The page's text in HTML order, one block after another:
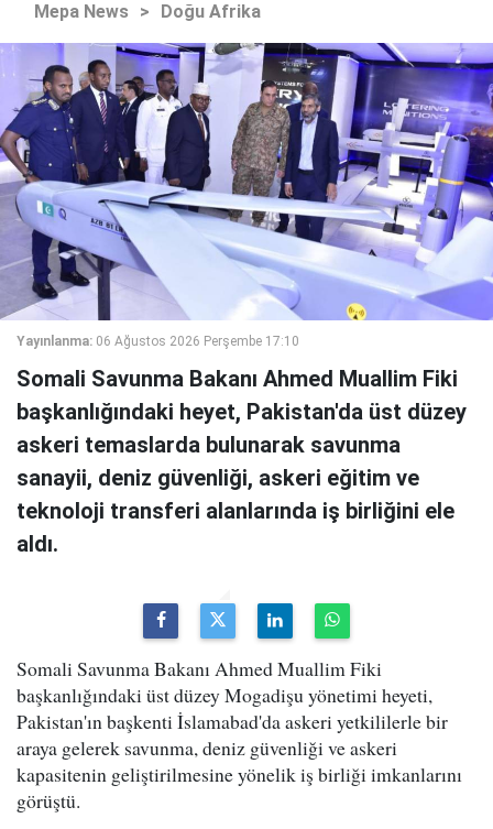
Mepa News > Doğu Afrika
Yayınlanma: 06 Ağustos 2026 Perşembe 17:10
Somali Savunma Bakanı Ahmed Muallim Fiki
başkanlığındaki heyet, Pakistan'da üst düzey
askeri temaslarda bulunarak savunma
sanayii, deniz güvenliği, askeri eğitim ve
teknoloji transferi alanlarında iş birliğini ele
aldı.
Somali Savunma Bakanı Ahmed Muallim Fiki
başkanlığındaki üst düzey Mogadişu yönetimi heyeti,
Pakistan'ın başkenti İslamabad'da askeri yetkililerle bir
araya gelerek savunma, deniz güvenliği ve askeri
kapasitenin geliştirilmesine yönelik iş birliği imkanlarını
görüştü.